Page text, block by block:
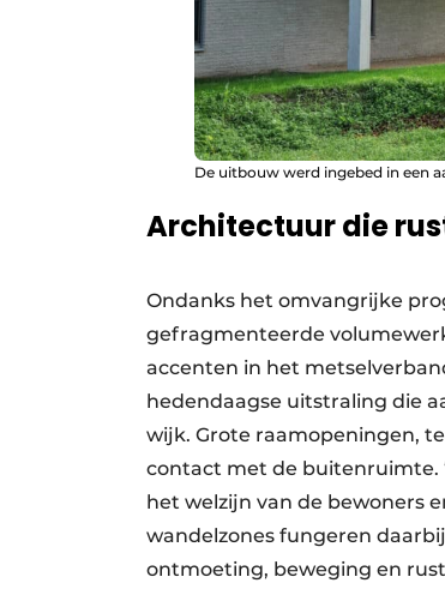
De uitbouw werd ingebed in een
Architectuur die
Ondanks het omvangrijke
gefragmenteerde
accenten in het
hedendaagse uitstraling die
wijk. Grote raamopeningen,
contact met de buitenruimte.
het welzijn van de bewoners
wandelzones fungeren
ontmoeting, beweging en